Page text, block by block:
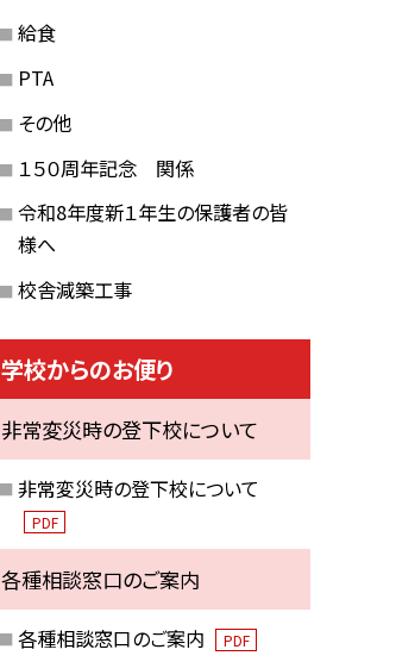
給食
PTA
その他
１５０周年記念 関係
令和8年度新１年生の保護者の皆
様へ
校舎減築工事
学校からのお便り
非常変災時の登下校について
非常変災時の登下校について
PDF
各種相談窓口のご案内
各種相談窓口のご案内 PDF